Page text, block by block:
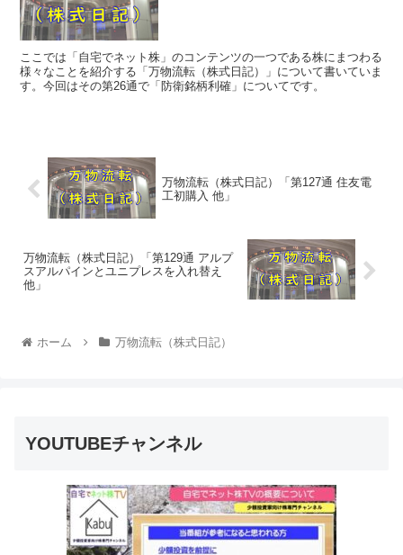
ここでは「自宅でネット株」のコンテンツの一つである株にまつわる
様々なことを紹介する「万物流転（株式日記）」について書いていま
す。今回はその第26通で「防衛銘柄利確」についてです。
万物流転（株式日記）「第127通 住友電
工初購入 他」
万物流転（株式日記）「第129通 アルプ
スアルパインとユニプレスを入れ替え
他」
ホーム 万物流転（株式日記）
YOUTUBEチャンネル